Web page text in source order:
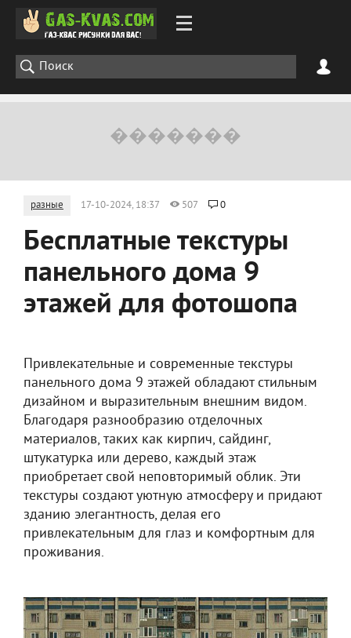
разные 17-10-2024, 18:37 507 0
Бесплатные текстуры
панельного дома 9
этажей для фотошопа
Привлекательные и современные текстуры
панельного дома 9 этажей обладают стильным
дизайном и выразительным внешним видом.
Благодаря разнообразию отделочных
материалов, таких как кирпич, сайдинг,
штукатурка или дерево, каждый этаж
приобретает свой неповторимый облик. Эти
текстуры создают уютную атмосферу и придают
зданию элегантность, делая его
привлекательным для глаз и комфортным для
проживания.